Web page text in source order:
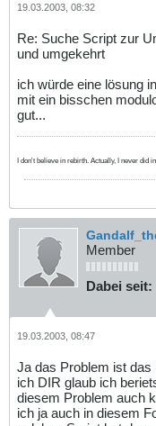
19.03.2003, 08:32
Re: Suche Script zur
und umgekehrt
ich würde eine lösung
mit ein bisschen
gut...
I don't believe in rebirth. Actually, I never did
Member
Dabei seit:
19.03.2003, 08:47
Ja das Problem ist das
ich DIR glaub ich
diesem Problem auch
ich ja auch in diesem